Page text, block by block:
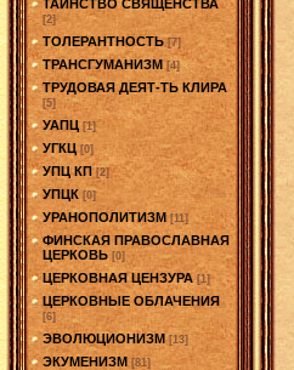
ТАИНСТВО СВЯЩЕНСТВА
[2]
ТОЛЕРАНТНОСТЬ [7]
ТРАНСГУМАНИЗМ [4]
ТРУДОВАЯ ДЕЯТ-ТЬ КЛИРА
[5]
УАПЦ [1]
УГКЦ [0]
УПЦ КП [2]
УПЦК [0]
УРАНОПОЛИТИЗМ [11]
ФИНСКАЯ ПРАВОСЛАВНАЯ
ЦЕРКОВЬ [0]
ЦЕРКОВНАЯ ЦЕНЗУРА [1]
ЦЕРКОВНЫЕ ОБЛАЧЕНИЯ
[6]
ЭВОЛЮЦИОНИЗМ [13]
ЭКУМЕНИЗМ [81]